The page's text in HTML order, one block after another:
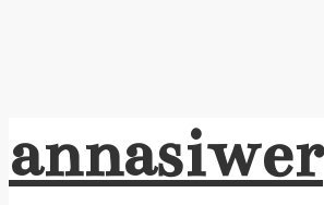
annasiwer